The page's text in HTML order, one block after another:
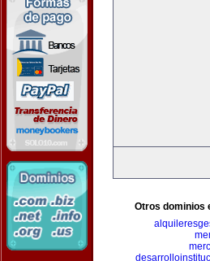
Otros dominios